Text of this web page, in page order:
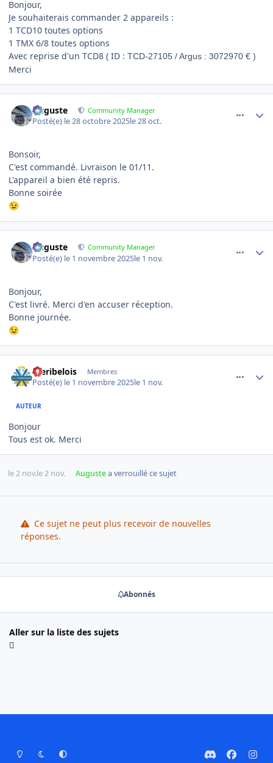
Bonjour,
Je souhaiterais commander 2 appareils :
1 TCD10 toutes options
1 TMX 6/8 toutes options
Avec reprise d'un TCD8 ( ID : TCD-27105 / Argus : 3072970 € )
Merci
Auguste Community Manager
Posté(e) le 28 octobre 2025le 28 oct.
Bonsoir,
C'est commandé. Livraison le 01/11.
L'appareil a bien été repris.
Bonne soirée
😉
Auguste Community Manager
Posté(e) le 1 novembre 2025le 1 nov.
Bonjour,
C'est livré. Merci d'en accuser réception.
Bonne journée.
😉
meribelois Membres
Posté(e) le 1 novembre 2025le 1 nov.
AUTEUR
Bonjour
Tous est ok. Merci
le 2 nov.le 2 nov. Augustea verrouillé ce sujet
Ce sujet ne peut plus recevoir de nouvelles
réponses.
Abonnés
Aller sur la liste des sujets
Mode ClairMode SombrePréférence Système
d